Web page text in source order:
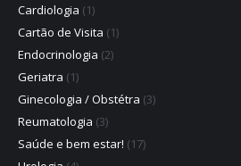
Cardiologia (1)
Cartão de Visita (1)
Endocrinologia (2)
Geriatra (1)
Ginecologia / Obstétra (3)
Reumatologia (3)
Saúde e bem estar! (17)